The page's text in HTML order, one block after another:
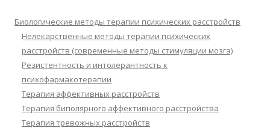
Биологические методы терапии психических расстройств
Нелекарственные методы терапии психических
расстройств (современные методы стимуляции мозга)
Резистентность и интолерантность к
психофармакотерапии
Терапия аффективных расстройств
Терапия биполярного аффективного расстройства
Терапия тревожных расстройств